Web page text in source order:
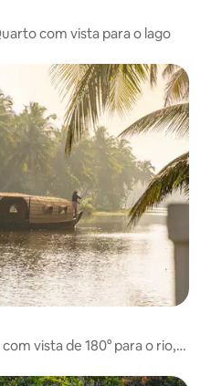
com vista para o lago
vista de 180° para o rio,